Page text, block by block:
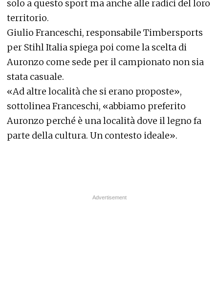
solo a questo sport ma anche alle radici del loro
territorio.
Giulio Franceschi, responsabile Timbersports
per Stihl Italia spiega poi come la scelta di
Auronzo come sede per il campionato non sia
stata casuale.
«Ad altre località che si erano proposte»,
sottolinea Franceschi, «abbiamo preferito
Auronzo perché è una località dove il legno fa
parte della cultura. Un contesto ideale».